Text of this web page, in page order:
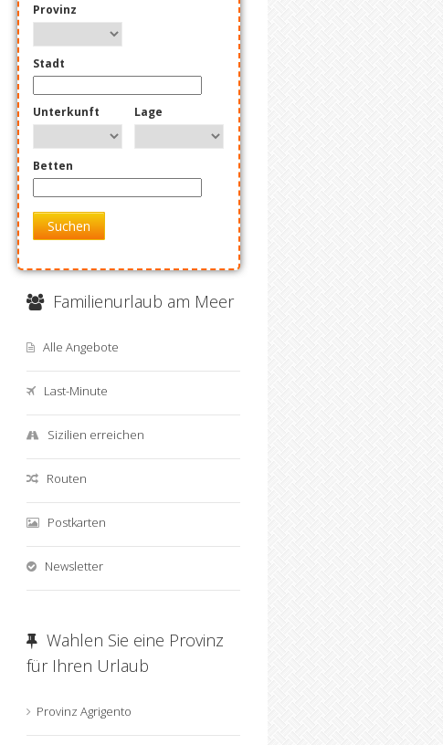
in B&B
Provinz
Stadt
Unterkunft Lage
Betten
Suchen
Familienurlaub am Meer
Alle Angebote
Last-Minute
Sizilien erreichen
Routen
Postkarten
Newsletter
Wahlen Sie eine Provinz
für Ihren Urlaub
Provinz Agrigento